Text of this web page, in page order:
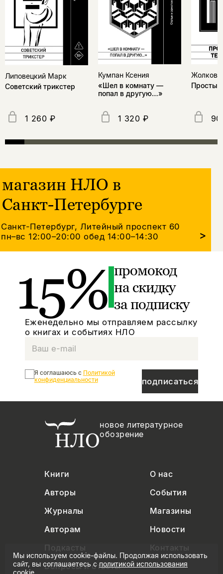
Липовецкий Марк
Советский трикстер
1 260 ₽
Кумпан Ксения
«Шел в комнату —
попал в другую…»
1 320 ₽
Простые
магазин НЛО в
Санкт-Петербурге
Санкт-Петербург, Литейный проспект 60
пн–вс 12:00–20:00обед 14:00–14:30 >
15% промокод
на скидку
за подписку
Еженедельно мы отправляем рассылку
о книгах и событиях НЛО
подписаться
Я соглашаюсь с Политикой
конфиденциальности
новое литературное
обозрение
Книги
О нас
Авторы
События
Журналы
Магазины
Авторам
Новости
Подкасты
Контакты
Вопросы и ответы
Мы используем cookie-файлы. Продолжая использовать
сайт, вы соглашаетесь сполитикой использования
cookie